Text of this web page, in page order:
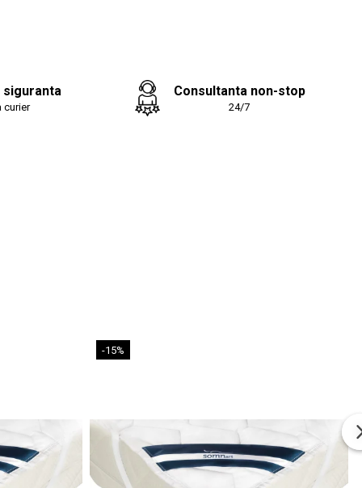
realizata dintr-un material tricot de calitate, usor elastic,
a Husei.
utilizare:
siguranta
curier
Consultanta non-stop
24/7
-15%